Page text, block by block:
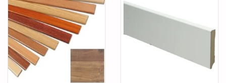
Verbinding
Droplock / dropdown
REACH certifcaat
Ja
Gebruiksklasse huishoudelijk